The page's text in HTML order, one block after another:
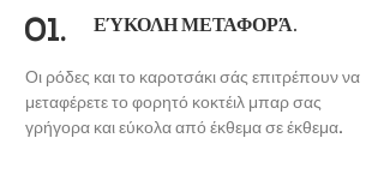
ΕΚΘΕΣΙΑΚΆ /
01. ΕΎΚΟΛΗ ΜΕΤΑΦΟΡΆ.
Οι ρόδες και το καροτσάκι σάς επιτρέπουν να
μεταφέρετε το φορητό κοκτέιλ μπαρ σας
γρήγορα και εύκολα από έκθεμα σε έκθεμα.